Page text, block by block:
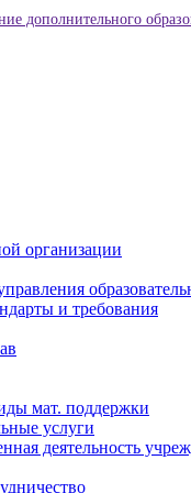
дополнительного
организации
и требования
мат. поддержки
услуги
деятельность